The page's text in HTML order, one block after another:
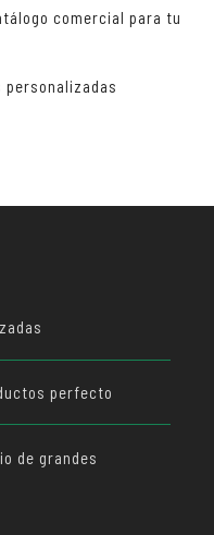
comercial para tu
perfecto
de grandes